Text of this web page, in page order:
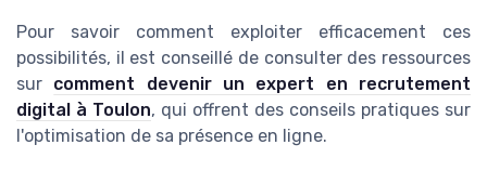
Pour savoir comment exploiter efficacement ces
possibilités, il est conseillé de consulter des ressources
sur comment devenir un expert en recrutement
digital à Toulon, qui offrent des conseils pratiques sur
l'optimisation de sa présence en ligne.